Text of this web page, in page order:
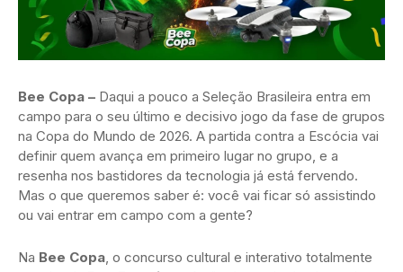
Bee Copa – Daqui a pouco a Seleção Brasileira entra em
campo para o seu último e decisivo jogo da fase de grupos
na Copa do Mundo de 2026. A partida contra a Escócia vai
definir quem avança em primeiro lugar no grupo, e a
resenha nos bastidores da tecnologia já está fervendo.
Mas o que queremos saber é: você vai ficar só assistindo
ou vai entrar em campo com a gente?
Na Bee Copa, o concurso cultural e interativo totalmente